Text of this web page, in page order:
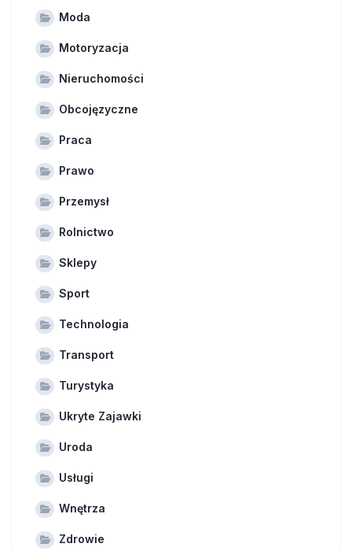
Moda
Motoryzacja
Nieruchomości
Obcojęzyczne
Praca
Prawo
Przemysł
Rolnictwo
Sklepy
Sport
Technologia
Transport
Turystyka
Ukryte Zajawki
Uroda
Usługi
Wnętrza
Zdrowie